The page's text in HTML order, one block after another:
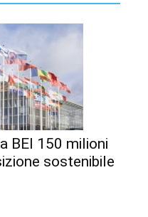
BEI 150 milioni
sostenibile